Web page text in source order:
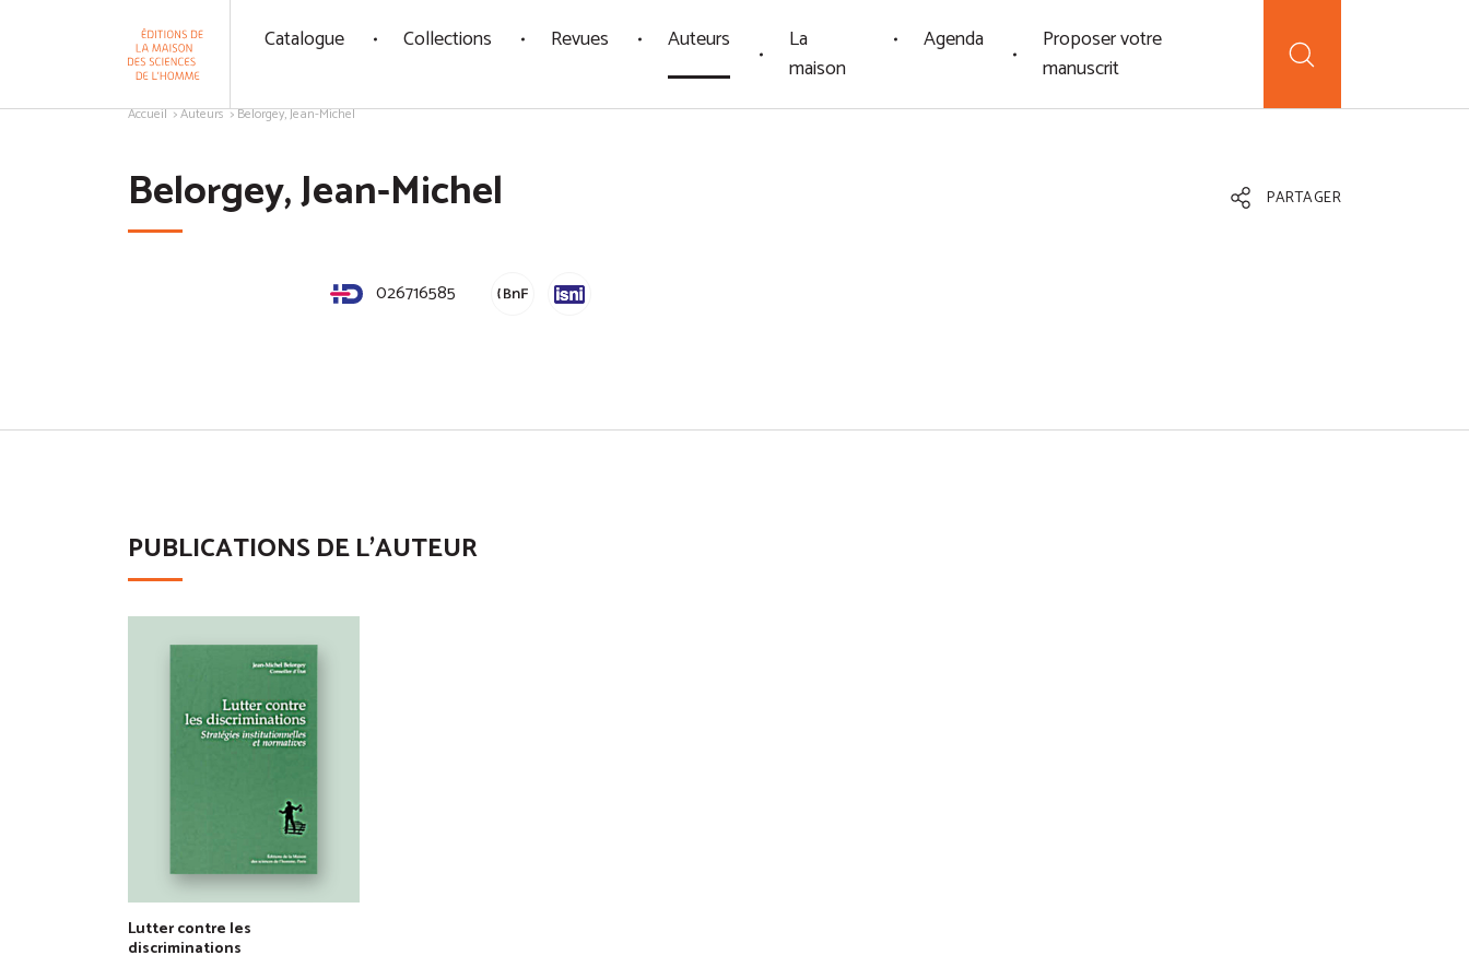
Catalogue Collections Revues Auteurs
La
maison
Agenda
Proposer votre
manuscrit
Accueil Auteurs Belorgey, Jean-Michel
Belorgey, Jean-Michel
026716585
PARTAGER
PUBLICATIONS DE L'AUTEUR
Lutter contre les
discriminations